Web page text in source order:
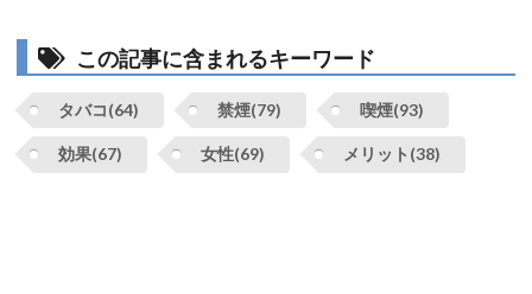
この記事に含まれるキーワード
タバコ(64) 禁煙(79) 喫煙(93)
効果(67) 女性(69) メリット(38)